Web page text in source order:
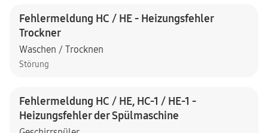
Fehlermeldung HC / HE - Heizungsfehler
Trockner
Waschen / Trocknen
Störung
Fehlermeldung HC / HE, HC-1 / HE-1 -
Heizungsfehler der Spülmaschine